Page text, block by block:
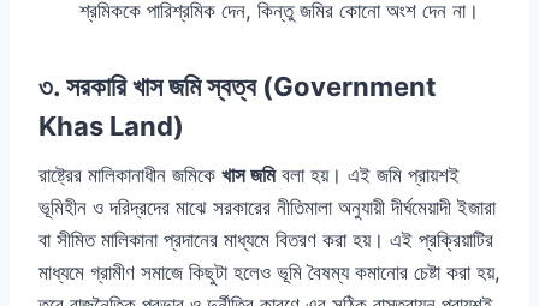
শ্রমিককে পারিশ্রমিক দেন, কিন্তু জমির কোনো অংশ দেন না।
৩. সরকারি খাস জমি স্বত্ব (Government
Khas Land)
রাষ্ট্রের মালিকানাধীন জমিকে খাস জমিবলা হয়। এই জমি প্রায়শই
ভূমিহীন ও দরিদ্রদের মাঝে সরকারের নীতিমালা অনুযায়ী দীর্ঘমেয়াদী ইজারা
বা সীমিত মালিকানা প্রদানের মাধ্যমে বিতরণ করা হয়। এই প্রক্রিয়াটির
মাধ্যমে গ্রামীণ সমাজে কিছুটা হলেও ভূমি বৈষম্য কমানোর চেষ্টা করা হয়,